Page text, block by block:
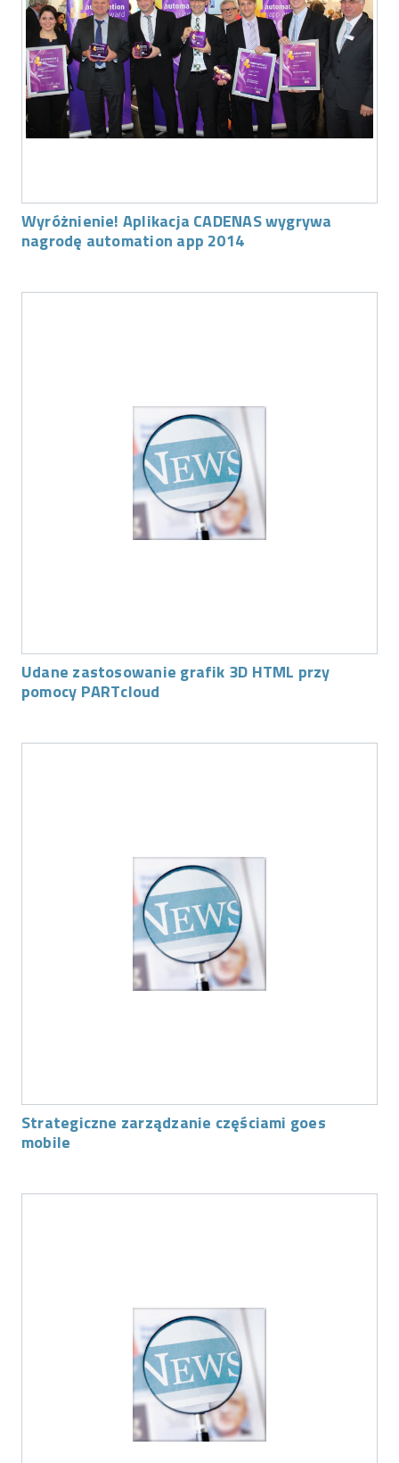
Wyróżnienie! Aplikacja CADENAS wygrywa
nagrodę automation app 2014
Udane zastosowanie grafik 3D HTML przy
pomocy PARTcloud
Strategiczne zarządzanie częściami goes
mobile